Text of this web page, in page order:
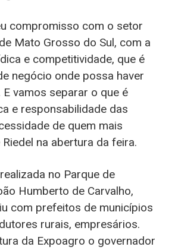
compromisso com o setor
Mato Grosso do Sul, com a
e competitividade, que é
negócio onde possa haver
vamos separar o que é
e responsabilidade das
de quem mais
na abertura da feira.
no Parque de
Humberto de Carvalho,
com prefeitos de municípios
rurais, empresários.
da Expoagro o governador